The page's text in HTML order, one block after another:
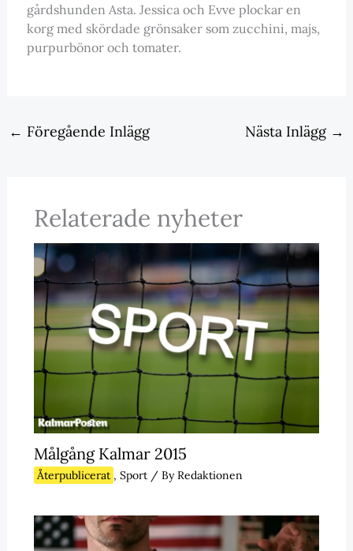
gårdshunden Asta. Jessica och Evve plockar en
korg med skördade grönsaker som zucchini, majs,
purpurbönor och tomater.
← Föregående Inlägg Nästa Inlägg →
Relaterade nyheter
Målgång Kalmar 2015
Återpublicerat , Sport/ ByRedaktionen